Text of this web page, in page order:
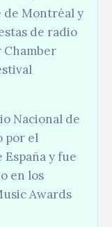
de Montréal y
de radio
Chamber
Nacional de
por el
y fue
en los
Awards